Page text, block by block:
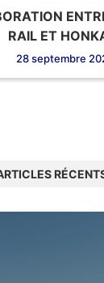
RAIL ET
28 septembre